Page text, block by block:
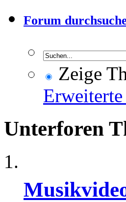
Forum
Zeige
Erweiterte
Unterforen